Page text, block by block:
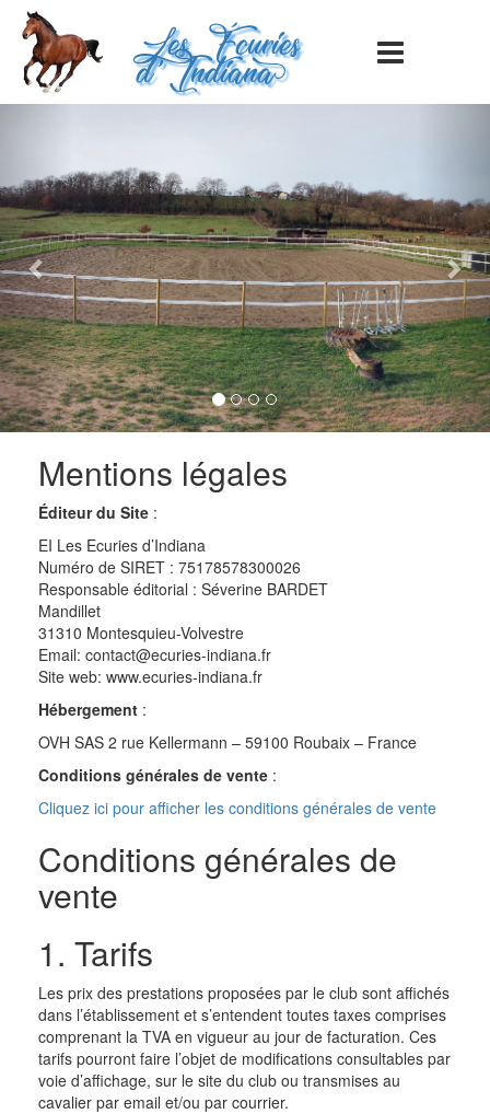
Les Écuries
d'Indiana>
Mentions légales
Éditeur du Site :
EI Les Ecuries d’Indiana
Numéro de SIRET : 75178578300026
Responsable éditorial : Séverine BARDET
Mandillet
31310 Montesquieu-Volvestre
Email: contact@ecuries-indiana.fr
Site web: www.ecuries-indiana.fr
Hébergement :
OVH SAS 2 rue Kellermann – 59100 Roubaix – France
Conditions générales de vente :
Cliquez ici pour afficher les conditions générales de vente
Conditions générales de
vente
1. Tarifs
Les prix des prestations proposées par le club sont affichés
dans l’établissement et s’entendent toutes taxes comprises
comprenant la TVA en vigueur au jour de facturation. Ces
tarifs pourront faire l’objet de modifications consultables par
voie d’affichage, sur le site du club ou transmises au
cavalier par email et/ou par courrier.